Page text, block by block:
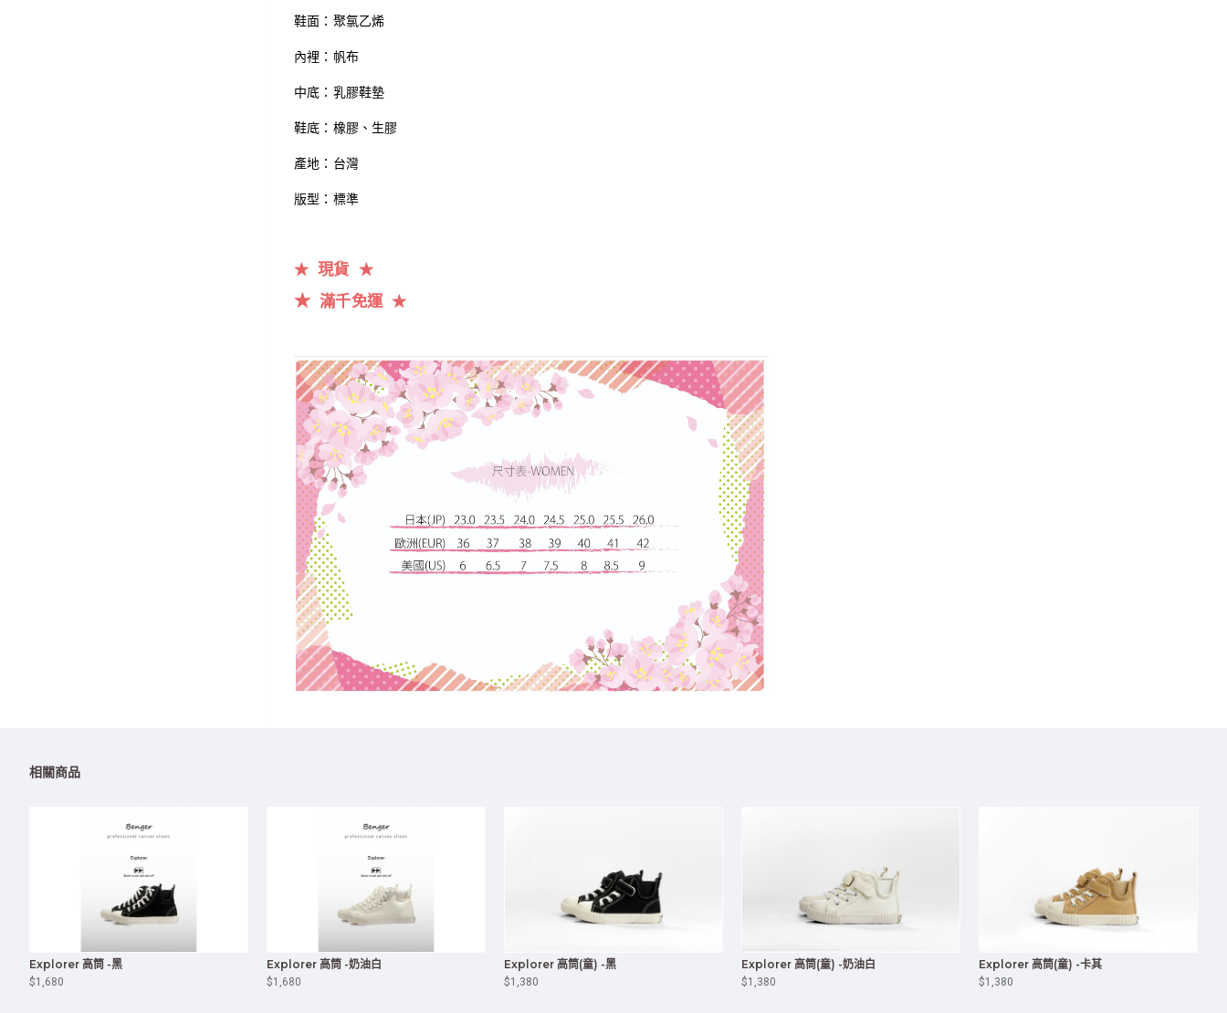
鞋面：聚氯乙烯
內裡：帆布
中底：乳膠鞋墊
鞋底：橡膠、生膠
產地：台灣
版型：標準
★ 現貨 ★
★ 滿千免運★
相關商品
Explorer 高筒 -黑
$1,680
Explorer 高筒 -奶油白
$1,680
Explorer 高筒(童) -黑
$1,380
Explorer 高筒(童) -奶油白
$1,380
Explorer 高筒(童) -卡其
$1,380